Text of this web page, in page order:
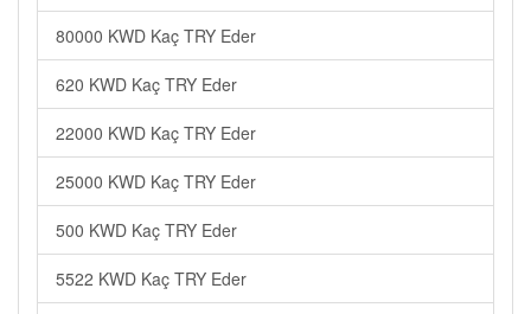
80000 KWD Kaç TRY Eder
620 KWD Kaç TRY Eder
22000 KWD Kaç TRY Eder
25000 KWD Kaç TRY Eder
500 KWD Kaç TRY Eder
5522 KWD Kaç TRY Eder